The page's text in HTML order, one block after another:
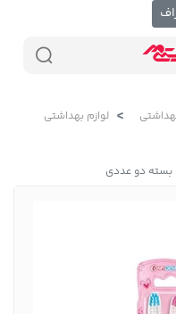
لوازم بهداشتی
بسته دو عددی